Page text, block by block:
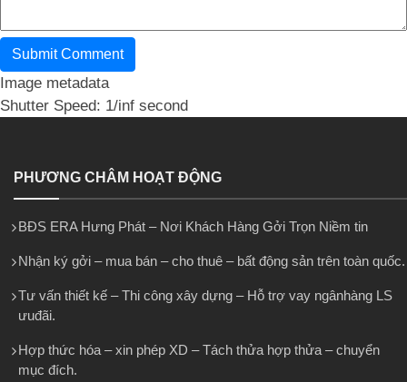
Image metadata
Shutter Speed: 1/inf second
PHƯƠNG CHÂM HOẠT ĐỘNG
BĐS ERA Hưng Phát – Nơi Khách Hàng Gởi Trọn Niềm tin
Nhận ký gởi – mua bán – cho thuê – bất động sản trên toàn quốc.
Tư vấn thiết kế – Thi công xây dựng – Hỗ trợ vay ngânhàng LS
ưuđãi.
Hợp thức hóa – xin phép XD – Tách thửa hợp thửa – chuyển
mục đích.